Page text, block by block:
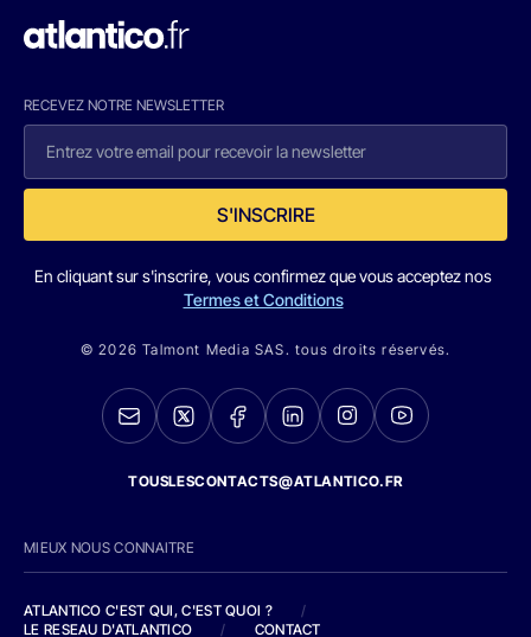
RECEVEZ NOTRE NEWSLETTER
S'INSCRIRE
En cliquant sur s'inscrire, vous confirmez que vous acceptez nos
Termes et Conditions
© 2026 Talmont Media SAS. tous droits réservés.
TOUSLESCONTACTS@ATLANTICO.FR
MIEUX NOUS CONNAITRE
ATLANTICO C'EST QUI, C'EST QUOI ?
/
LE RESEAU D'ATLANTICO
/ CONTACT